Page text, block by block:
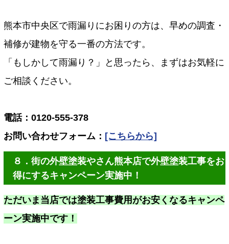
熊本市中央区で雨漏りにお困りの方は、早めの調査・
補修が建物を守る一番の方法です。
「もしかして雨漏り？」と思ったら、まずはお気軽に
ご相談ください。
電話：0120-555-378
お問い合わせフォーム： [こちらから]
８．街の外壁塗装やさん熊本店で外壁塗装工事をお
得にするキャンペーン実施中！
ただいま当店では塗装工事費用がお安くなるキャンペ
ーン実施中です！